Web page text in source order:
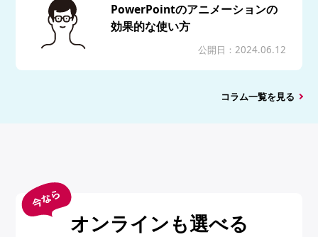
PowerPointのアニメーションの
効果的な使い方
公開日：2024.06.12
コラム一覧を見る
オンラインも選べる